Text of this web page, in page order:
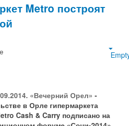
Metro построят
«Вечерний Орел» -
в Орле гипермаркета
Cash & Carry подписано на